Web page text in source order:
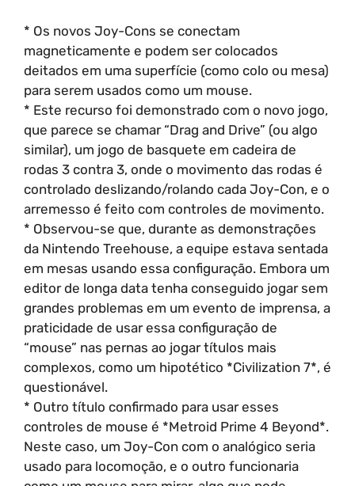
* Os novos Joy-Cons se conectam
magneticamente e podem ser colocados
deitados em uma superfície (como colo ou mesa)
para serem usados como um mouse.
* Este recurso foi demonstrado com o novo jogo,
que parece se chamar “Drag and Drive” (ou algo
similar), um jogo de basquete em cadeira de
rodas 3 contra 3, onde o movimento das rodas é
controlado deslizando/rolando cada Joy-Con, e o
arremesso é feito com controles de movimento.
* Observou-se que, durante as demonstrações
da Nintendo Treehouse, a equipe estava sentada
em mesas usando essa configuração. Embora um
editor de longa data tenha conseguido jogar sem
grandes problemas em um evento de imprensa, a
praticidade de usar essa configuração de
“mouse” nas pernas ao jogar títulos mais
complexos, como um hipotético *Civilization 7*, é
questionável.
* Outro título confirmado para usar esses
controles de mouse é *Metroid Prime 4 Beyond*.
Neste caso, um Joy-Con com o analógico seria
usado para locomoção, e o outro funcionaria